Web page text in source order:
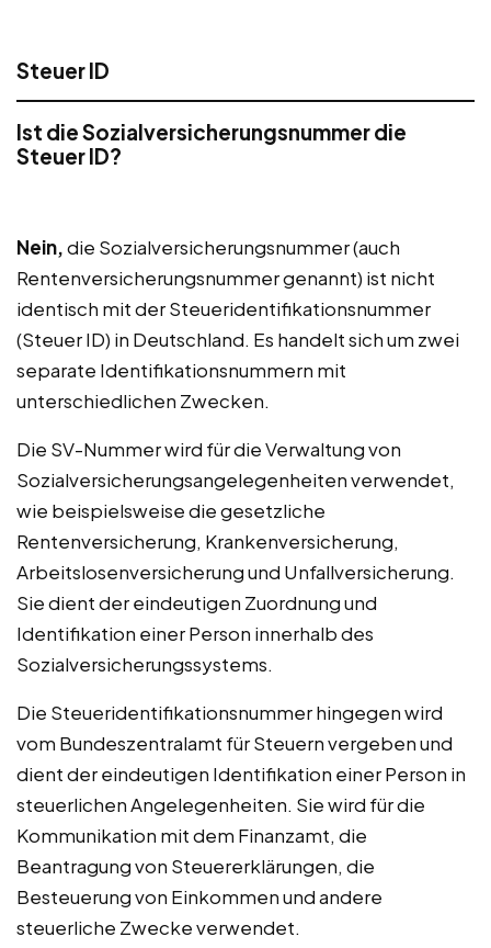
Steuer ID
Ist die Sozialversicherungsnummer die
Steuer ID?
Nein,die Sozialversicherungsnummer (auch
Rentenversicherungsnummer genannt) ist nicht
identisch mit der Steueridentifikationsnummer
(Steuer ID) in Deutschland. Es handelt sich um zwei
separate Identifikationsnummern mit
unterschiedlichen Zwecken.
Die SV-Nummer wird für die Verwaltung von
Sozialversicherungsangelegenheiten verwendet,
wie beispielsweise die gesetzliche
Rentenversicherung, Krankenversicherung,
Arbeitslosenversicherung und Unfallversicherung.
Sie dient der eindeutigen Zuordnung und
Identifikation einer Person innerhalb des
Sozialversicherungssystems.
Die Steueridentifikationsnummer hingegen wird
vom Bundeszentralamt für Steuern vergeben und
dient der eindeutigen Identifikation einer Person in
steuerlichen Angelegenheiten. Sie wird für die
Kommunikation mit dem Finanzamt, die
Beantragung von Steuererklärungen, die
Besteuerung von Einkommen und andere
steuerliche Zwecke verwendet.